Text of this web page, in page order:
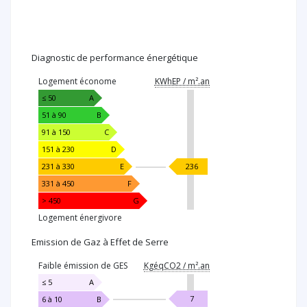
Diagnostic de performance énergétique
DE
PERFORMANCE
ÉNERGÉTIQUE
Logement économe KWhEP / m².an
≤ 50
A
51 à 90
B
91 à 150
C
151 à 230
D
231 à 330
E
331 à 450
F
> 450
G
236KWhEP
Logement énergivore
Emission de Gaz à Effet de Serre
DE
GAZ
Faible émission de GES KgéqCO2 / m².an
≤ 5
A
6 à 10
B
7KgéqCO2